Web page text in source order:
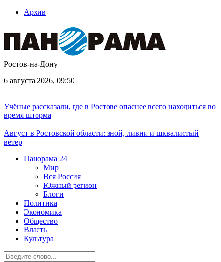
Архив
Ростов-на-Дону
6 августа 2026, 09:50
Учёные рассказали, где в Ростове опаснее всего находиться во
время шторма
Август в Ростовской области: зной, ливни и шквалистый
ветер
Панорама 24
Мир
Вся Россия
Южный регион
Блоги
Политика
Экономика
Общество
Власть
Культура